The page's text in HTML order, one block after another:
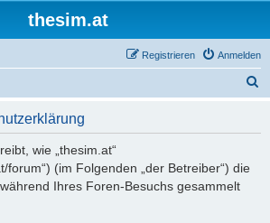
thesim.at
Anmelden
Registrieren
wie „thesim.at“
forum“) (im Folgenden „der Betreiber“) die
Ihres Foren-Besuchs gesammelt